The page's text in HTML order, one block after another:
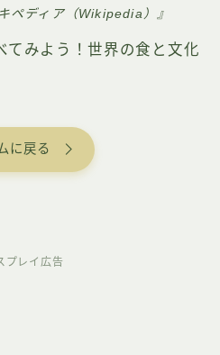
ペディア（Wikipedia）』
てみよう！世界の食と文化
に戻る
プレイ広告